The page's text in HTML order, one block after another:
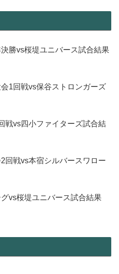
勝vs桜堤ユニバース試合結果
1回戦vs保谷ストロンガーズ
戦vs四小ファイターズ試合結
回戦vs本宿シルバースワロー
vs桜堤ユニバース試合結果